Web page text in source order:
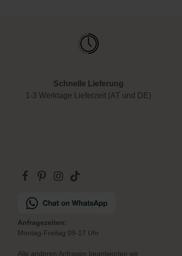
Schnelle Lieferung
1-3 Werktage Lieferzeit (AT und DE)
Anfragezeiten:
Montag-Freitag 09-17 Uhr
Alle anderen Anfragen beantworten wir